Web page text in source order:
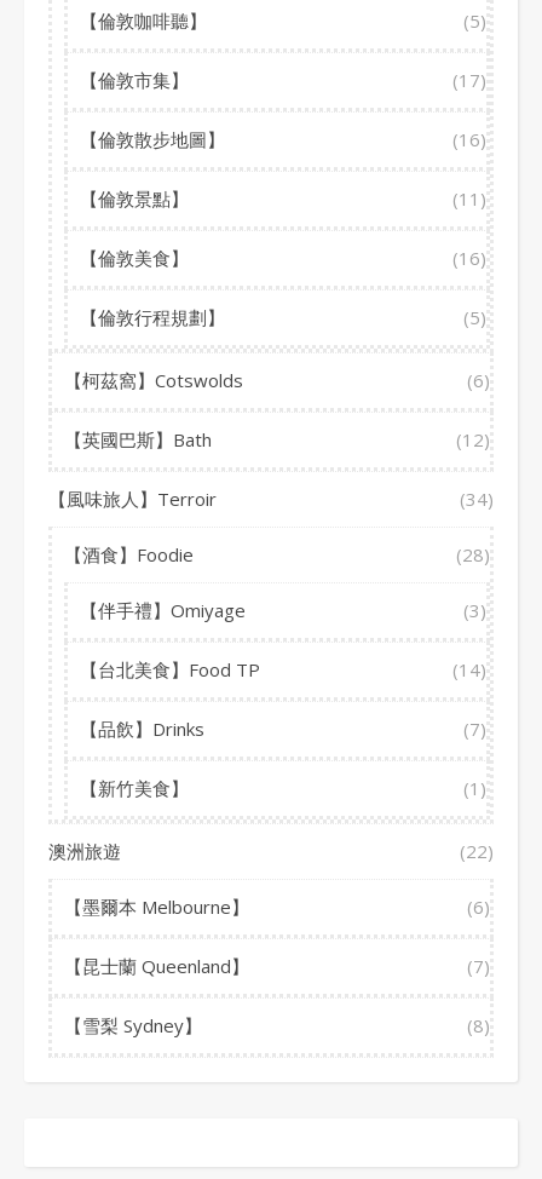
【倫敦咖啡聽】 (5)
【倫敦市集】 (17)
【倫敦散步地圖】 (16)
【倫敦景點】 (11)
【倫敦美食】 (16)
【倫敦行程規劃】 (5)
【柯茲窩】Cotswolds (6)
【英國巴斯】Bath (12)
【風味旅人】Terroir (34)
【酒食】Foodie (28)
【伴手禮】Omiyage (3)
【台北美食】Food TP (14)
【品飲】Drinks (7)
【新竹美食】 (1)
澳洲旅遊 (22)
【墨爾本 Melbourne】 (6)
【昆士蘭 Queenland】 (7)
【雪梨 Sydney】 (8)